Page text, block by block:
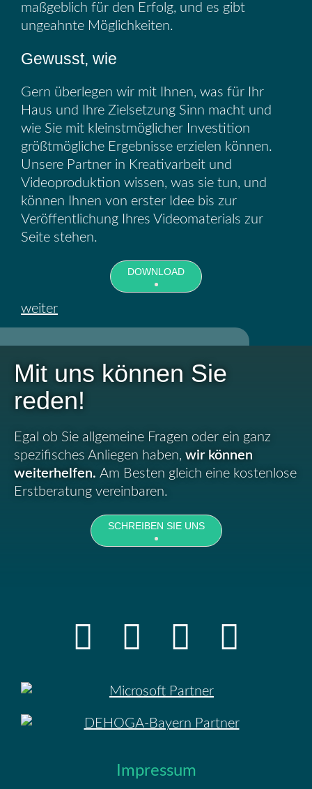
maßgeblich für den Erfolg, und es gibt
ungeahnte Möglichkeiten.
Gewusst, wie
Gern überlegen wir mit Ihnen, was für Ihr
Haus und Ihre Zielsetzung Sinn macht und
wie Sie mit kleinstmöglicher Investition
größtmögliche Ergebnisse erzielen können.
Unsere Partner in Kreativarbeit und
Videoproduktion wissen, was sie tun, und
können Ihnen von erster Idee bis zur
Veröffentlichung Ihres Videomaterials zur
Seite stehen.
DOWNLOAD
weiter
Mit uns können Sie
reden!
Egal ob Sie allgemeine Fragen oder ein ganz
spezifisches Anliegen haben, wir können
weiterhelfen. Am Besten gleich eine kostenlose
Erstberatung vereinbaren.
SCHREIBEN SIE UNS
Impressum